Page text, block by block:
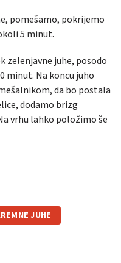
pomešamo, pokrijemo
5 minut.
zelenjavne juhe, posodo
minut. Na koncu juho
da bo postala
dodamo brizg
vrhu lahko položimo še
JUHE